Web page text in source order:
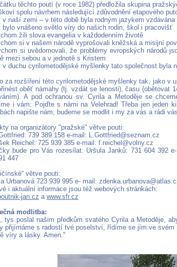
těchto poutí (v roce 1982) předložila skupina
spolu návrhem následující zdůvodnění etapového
v naší zemi – v této době byla rodným jazykem
bylo vnášeno světlo víry do našich rodin, škol i pracovišť
žili slova evangelia v každodenním životě
si v našem národě vyprošovali kněžská a misijní
si uvědomovali, že problémy evropských národů
mezi sebou a v jednotě s Kristem
v duchu cyrilometodějské myšlenky tato společnost byla
za rozšíření této cyrilometodějské myšlenky tak, jako v
oběť námahy (tj. vzdát se lenosti), času (obětovat
A pod ochranou sv. Cyrila a Metoděje se
i vám: Pojďte s námi na Velehrad! Třeba jen jeden
napište nám; budeme se modlit i my za vás a rádi
na organizátory "pražské" větve pouti:
739 389 158 e-mail: L.Gottfried@seznam.cz
Reichel: 725 939 385 e-mail: f.reichel@volny.cz
bude pro Vás rozesílat: Uršula Janků: 731 604 392
447
větve pouti:
Urbanová 723 939 995 e- mail:
i aktuální informace jsou též webových stránkách:
jan.cz a www.sfr.cz
modlitba:
tys poslal našim předkům svatého Cyrila a Metoděje,
přijímáme s radostí tvé poselství, řídíme se jím ve
víry a lásky. Amen."